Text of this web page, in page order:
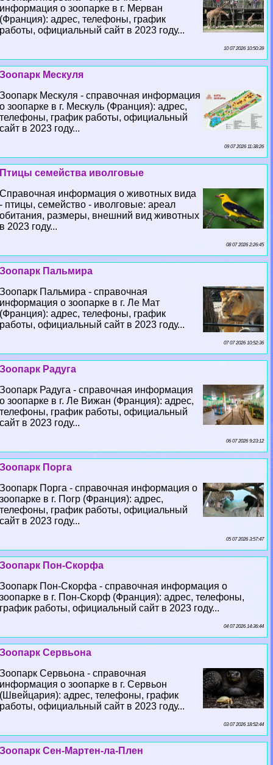
информация о зоопарке в г. Мерван
(Франция): адрес, телефоны, график
работы, официальный сайт в 2023 году...
10 07 2026 10:50:39
Зоопарк Мескуля
Зоопарк Мескуля - справочная информация
о зоопарке в г. Мескуль (Франция): адрес,
телефоны, график работы, официальный
сайт в 2023 году...
09 07 2026 11:38:26
Птицы семейства иволговые
Справочная информация о животных вида
- птицы, семейство - иволговые: ареал
обитания, размеры, внешний вид животных
в 2023 году...
08 07 2026 2:26:45
Зоопарк Пальмира
Зоопарк Пальмира - справочная
информация о зоопарке в г. Ле Мат
(Франция): адрес, телефоны, график
работы, официальный сайт в 2023 году...
07 07 2026 10:52:36
Зоопарк Радуга
Зоопарк Радуга - справочная информация
о зоопарке в г. Ле Вижан (Франция): адрес,
телефоны, график работы, официальный
сайт в 2023 году...
06 07 2026 9:23:12
Зоопарк Порга
Зоопарк Порга - справочная информация о
зоопарке в г. Погр (Франция): адрес,
телефоны, график работы, официальный
сайт в 2023 году...
05 07 2026 3:57:47
Зоопарк Пон-Скорфа
Зоопарк Пон-Скорфа - справочная информация о
зоопарке в г. Пон-Скорф (Франция): адрес, телефоны,
график работы, официальный сайт в 2023 году...
04 07 2026 14:36:44
Зоопарк Сервьона
Зоопарк Сервьона - справочная
информация о зоопарке в г. Сервьон
(Швейцария): адрес, телефоны, график
работы, официальный сайт в 2023 году...
03 07 2026 18:52:44
Зоопарк Сен-Мартен-ла-Плен